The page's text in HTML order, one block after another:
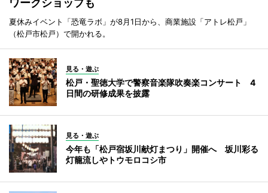
夏休みイベント「恐竜ラボ」が8月1日から、商業施設「アトレ松戸」
（松戸市松戸）で開かれる。
見る・遊ぶ
松戸・聖徳大学で警察音楽隊吹奏楽コンサート 4
日間の研修成果を披露
見る・遊ぶ
今年も「松戸宿坂川献灯まつり」開催へ 坂川彩る
灯籠流しやトウモロコシ市